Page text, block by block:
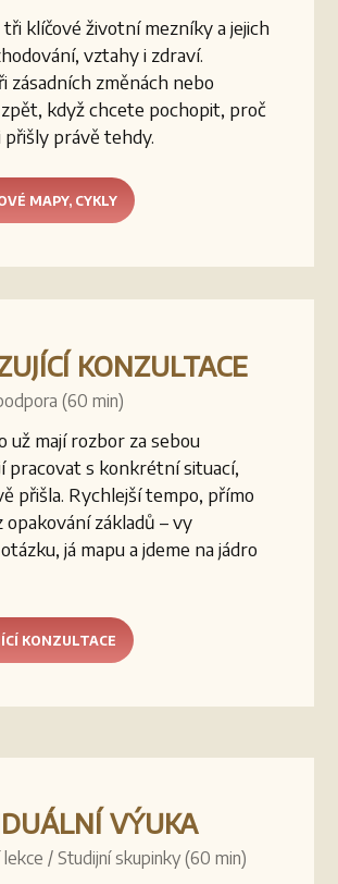
tři klíčové životní mezníky a jejich
vztahy i zdraví.
zásadních změnách nebo
když chcete pochopit, proč
přišly právě tehdy.
MAPY, CYKLY
konzultace
(60 min)
už mají rozbor za sebou
pracovat s konkrétní situací,
přišla. Rychlejší tempo, přímo
opakování základů – vy
já mapu a jdeme na jádro
KONZULTACE
výuka
lekce / Studijní skupinky (60 min)